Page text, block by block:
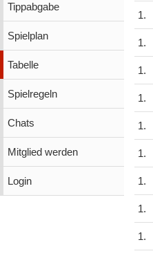
Tippabgabe
Spielplan
Tabelle
Spielregeln
Chats
Mitglied werden
Login
1.
1.
1.
1.
1.
1.
1.
1.
1.